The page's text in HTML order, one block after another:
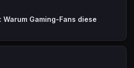
Warum Gaming-Fans diese